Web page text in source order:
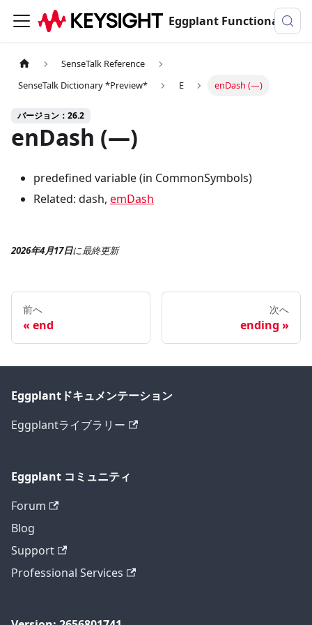
Eggplant Functionalのドキュメンテーション
SenseTalk Reference
SenseTalk Dictionary *Preview*
E enDash (—)
バージョン：26.2
enDash (—)
predefined variable (in CommonSymbols)
Related: dash, emDash
2026年4月17日に最終更新
前へ
end
次へ
ending
Eggplantドキュメンテーション
Eggplantライブラリー
Eggplant コミュニティ
Forum
Blog
Support
Professional Services